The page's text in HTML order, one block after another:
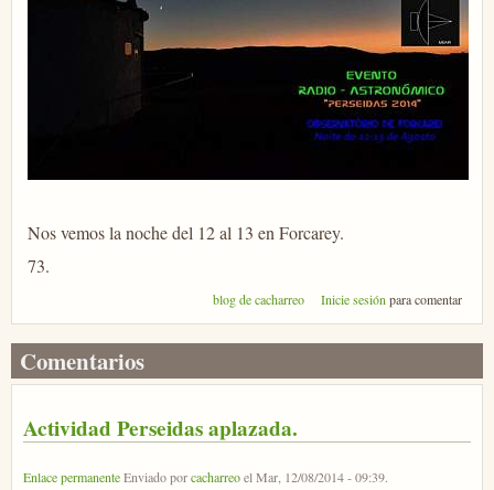
Nos vemos la noche del 12 al 13 en Forcarey.
73.
blog de cacharreo Inicie sesión para comentar
Comentarios
Actividad Perseidas aplazada.
Enlace permanenteEnviado porcacharreoelMar, 12/08/2014 - 09:39.